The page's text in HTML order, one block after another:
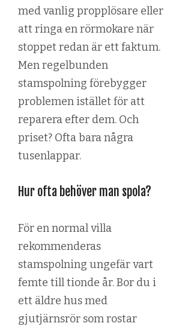
med vanlig propplösare eller
att ringa en rörmokare när
stoppet redan är ett faktum.
Men regelbunden
stamspolning förebygger
problemen istället för att
reparera efter dem. Och
priset? Ofta bara några
tusenlappar.
Hur ofta behöver man spola?
För en normal villa
rekommenderas
stamspolning ungefär vart
femte till tionde år. Bor du i
ett äldre hus med
gjutjärnsrör som rostar